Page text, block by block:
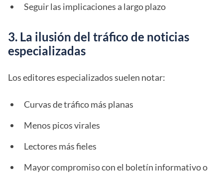
Seguir las implicaciones a largo plazo
3. La ilusión del tráfico de noticias
especializadas
Los editores especializados suelen notar:
Curvas de tráfico más planas
Menos picos virales
Lectores más fieles
Mayor compromiso con el boletín informativo o